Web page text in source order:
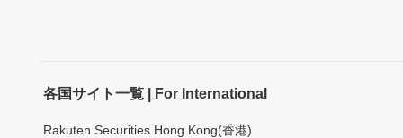
各国サイト一覧 | For International
Rakuten Securities Hong Kong(香港)